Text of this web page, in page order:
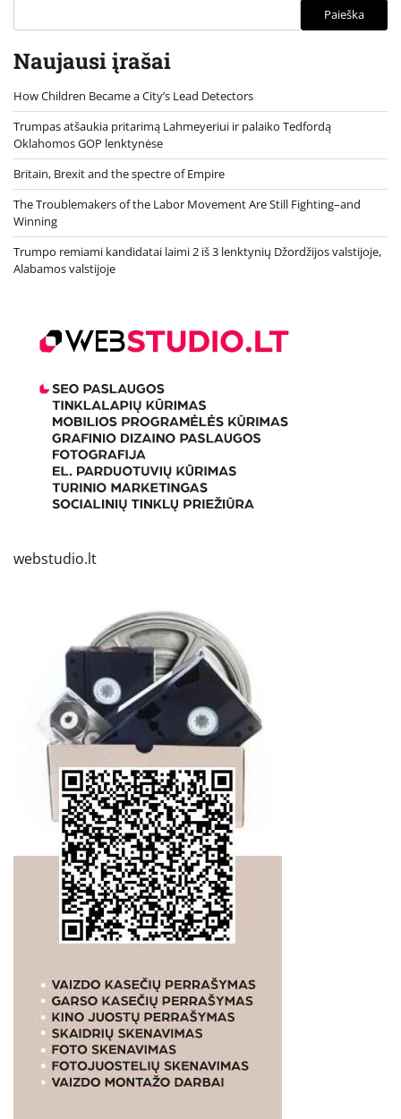
Paieška
Naujausi įrašai
How Children Became a City’s Lead Detectors
Trumpas atšaukia pritarimą Lahmeyeriui ir palaiko Tedfordą
Oklahomos GOP lenktynėse
Britain, Brexit and the spectre of Empire
The Troublemakers of the Labor Movement Are Still Fighting–and
Winning
Trumpo remiami kandidatai laimi 2 iš 3 lenktynių Džordžijos valstijoje,
Alabamos valstijoje
webstudio.lt